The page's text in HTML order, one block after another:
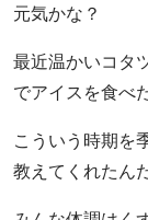
元気かな？
最近温かいコタ
でアイスを食べ
こういう時期を
教えてくれたん